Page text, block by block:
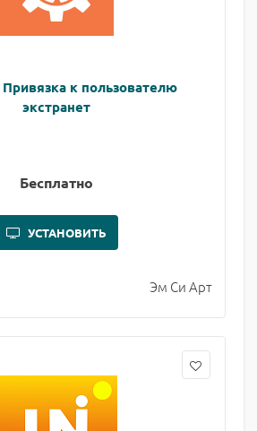
к пользователю
экстранет
Бесплатно
УСТАНОВИТЬ
Эм Си Арт